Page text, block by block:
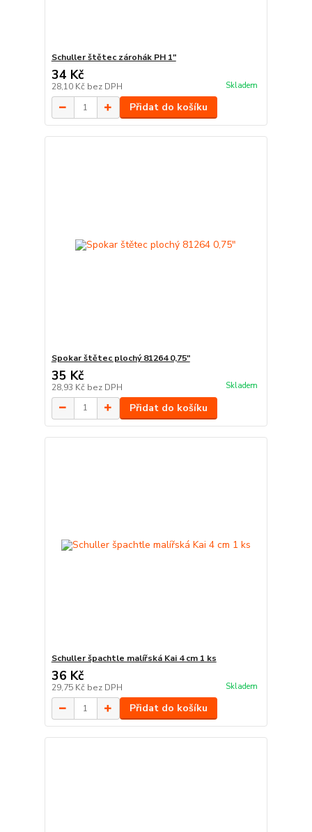
Schuller štětec zárohák PH 1"
34 Kč
28,10 Kč bez DPH Skladem
Přidat do košíku
Spokar štětec plochý 81264 0,75"
35 Kč
28,93 Kč bez DPH Skladem
Přidat do košíku
Schuller špachtle malířská Kai 4 cm 1 ks
36 Kč
29,75 Kč bez DPH Skladem
Přidat do košíku